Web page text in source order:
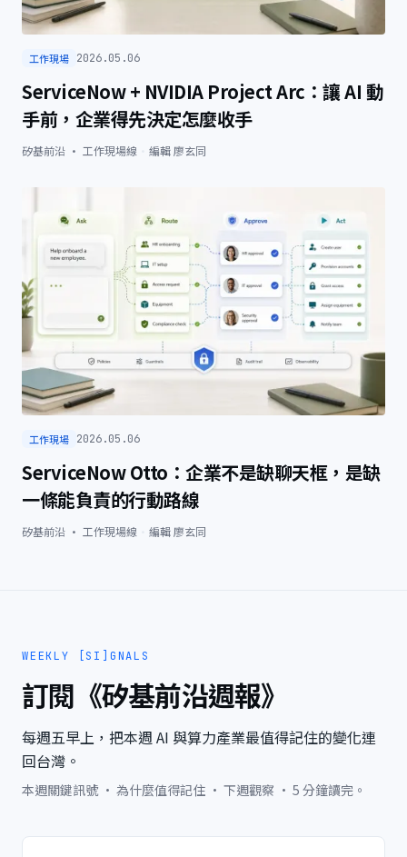
工作現場 2026.05.06
ServiceNow + NVIDIA Project Arc：讓 AI 動
手前，企業得先決定怎麼收手
矽基前沿 · 工作現場線 編輯廖玄同
工作現場 2026.05.06
ServiceNow Otto：企業不是缺聊天框，是缺
一條能負責的行動路線
矽基前沿 · 工作現場線 編輯廖玄同
WEEKLY [SI]GNALS
訂閱《矽基前沿週報》
每週五早上，把本週 AI 與算力產業最值得記住的變化連
回台灣。
本週關鍵訊號 · 為什麼值得記住 · 下週觀察 · 5 分鐘讀完。